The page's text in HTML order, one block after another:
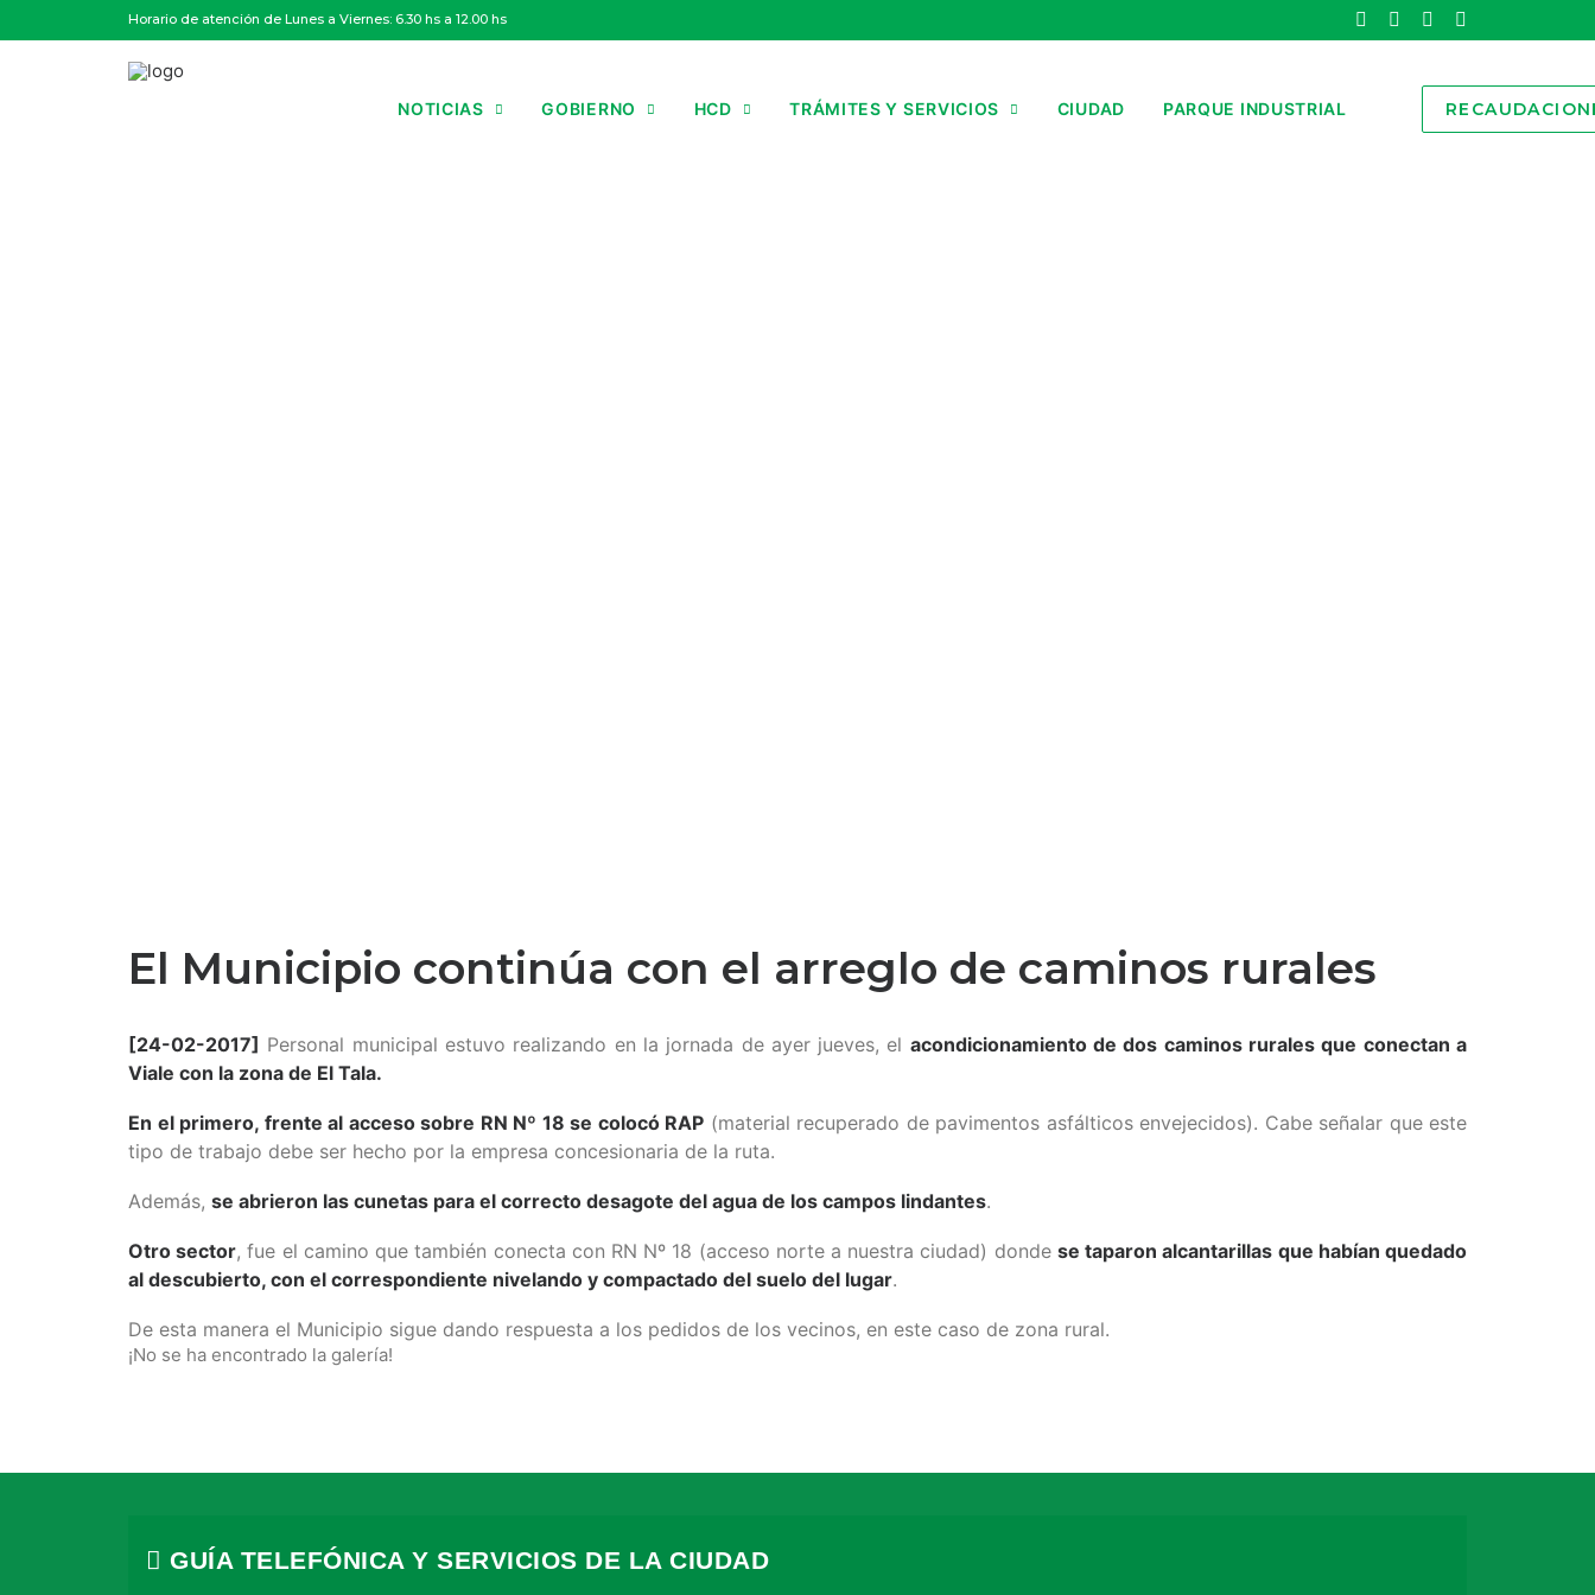
Horario de atención de Lunes a Viernes: 6.30 hs a 12.00 hs
NOTICIAS GOBIERNO HCD TRÁMITES Y SERVICIOS CIUDAD PARQUE INDUSTRIAL
El Municipio continúa con el arreglo de caminos rurales
[24-02-2017] Personal municipal estuvo realizando en la jornada de ayer jueves, el acondicionamiento de dos caminos rurales que conectan a
Viale con la zona de El Tala.
En el primero, frente al acceso sobre RN Nº 18 se colocó RAP (material recuperado de pavimentos asfálticos envejecidos). Cabe señalar que este
tipo de trabajo debe ser hecho por la empresa concesionaria de la ruta.
Además, se abrieron las cunetas para el correcto desagote del agua de los campos lindantes.
Otro sector, fue el camino que también conecta con RN Nº 18 (acceso norte a nuestra ciudad) donde se taparon alcantarillas que habían quedado
al descubierto, con el correspondiente nivelando y compactado del suelo del lugar.
De esta manera el Municipio sigue dando respuesta a los pedidos de los vecinos, en este caso de zona rural.
¡No se ha encontrado la galería!
GUÍA TELEFÓNICA Y SERVICIOS DE LA CIUDAD